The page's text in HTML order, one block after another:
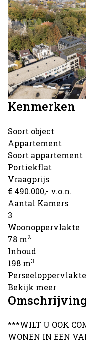
Kenmerken
Soort object
Appartement
Soort appartement
Portiekflat
Vraagprijs
€ 490.000,- v.o.n.
Aantal Kamers
3
Woonoppervlakte
78 m2
Inhoud
198 m3
Perseeloppervlakte
Bekijk meer
***WILT U OOK
WONEN IN EEN